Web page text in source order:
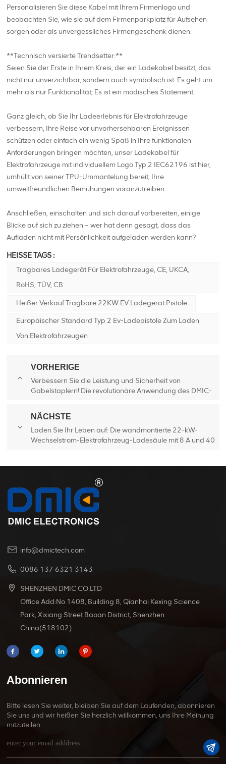
Personalisieren Sie diese Kabel mit Ihrem Firmenlogo und
beobachten Sie, wie sie auf dem Firmenparkplatz für Aufsehen
sorgen oder als unvergessliches Firmengeschenk dienen.
**Technisch versierte Trendsetter:**
Seien Sie der Erste in Ihrem Kreis, der ein Ladekabel besitzt, das
nicht nur unverzichtbar, sondern auch symbolisch ist. Es geht um
mehr als nur Funktionalität; Es ist ein modisches Statement.
Ganz gleich, ob Sie Ihr Ladeerlebnis für Elektrofahrzeuge
verbessern, Ihre Reise vor unvorhersehbaren Ereignissen
schützen oder einfach ein wenig Spaß in Ihre funktionalen
Anforderungen bringen möchten, unser Ladekabel für
Elektrofahrzeuge mit individuellem Logo Typ 2 IEC62196 ist hier,
umhüllt von seiner TPU-Ummantelung bereit, Ihre
umweltfreundlichen Bemühungen voranzutreiben.
Anschließen, einschalten und sich darauf vorbereiten, einige
Blicke auf sich zu ziehen – wer hat denn gesagt, dass das
Aufladen nicht mit Persönlichkeit aufgeladen werden kann?
HEISSE TAGS :
Tragbares Ladegerät Für Elektrofahrzeuge, CE, UKCA,
RoHS, TÜV, CB
Heißer Verkauf Tragbare 22KW EV Ladegerät Pistole
Europäischer Standard Typ 2 Ev-Ladepistole Zum Laden
Von Elektrofahrzeugen
VORHERIGE
Verbessern Sie die Leistung und Sicherheit von
Gabelstaplern! Die revolutionäre Anwendung des DMIC-
NÄCHSTE
Laden Sie Ihr Leben auf: Die wandmontierte 22-kW-
Wechselstrom-Elektrofahrzeug-Ladesäule mit 8 A und 40
info@dmictech.com
0086 137 6321 3143
SHENZHEN DMIC CO.LTD
Office Add:No.1408, Building 8, Qianhai Kexing Science
Park, Xixiang Street Baoan District, Shenzhen
China(518102)
Abonnieren
Bitte lesen Sie weiter, bleiben Sie auf dem Laufenden, abonnieren
Sie uns und wir heißen Sie herzlich willkommen, uns Ihre Meinung
mitzuteilen.